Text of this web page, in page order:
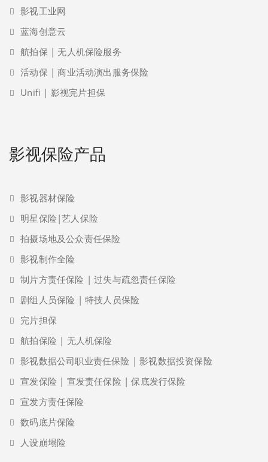
影视工业网
蓝海创意云
航拍保 | 无人机保险服务
活动保 | 商业活动演出服务保险
Unifi | 影视完片担保
影视保险产品
影视器材保险
明星保险|艺人保险
拍摄场地及公众责任保险
影视制作全险
制片方责任保险 | 过失与疏忽责任保险
剧组人员保险 | 特技人员保险
完片担保
航拍保险 | 无人机保险
影视数据公司职业责任保险 | 影视数据投资保险
宣发保险 | 宣发责任保险 | 保底发行保险
宣发方责任保险
数码底片保险
人设崩塌险